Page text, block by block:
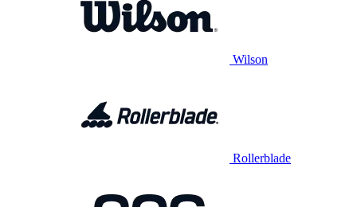
Wilson
Rollerblade